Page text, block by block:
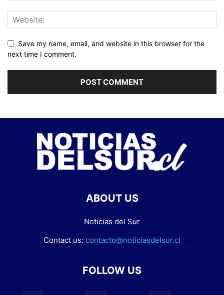
Save my name, email, and website in this browser for the
next time I comment.
ABOUT US
Noticias del Sur
Contact us: contacto@noticiasdelsur.cl
FOLLOW US